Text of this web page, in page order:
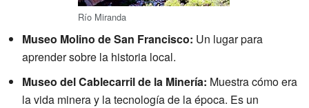
Río Miranda
Museo Molino de San Francisco: Un lugar para
aprender sobre la historia local.
Museo del Cablecarril de la Minería: Muestra cómo era
la vida minera y la tecnología de la época. Es un